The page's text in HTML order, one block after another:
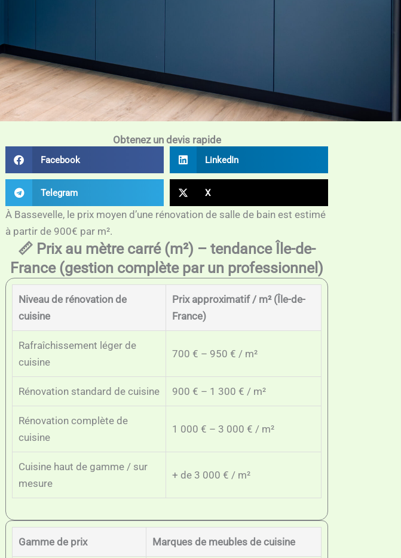
Obtenez un devis rapide
Facebook LinkedIn
Telegram X
À Bassevelle, le prix moyen d’une rénovation de salle de bain est estimé
à partir de 900€ par m².
📏 Prix au mètre carré (m²) – tendance Île-de-
France (gestion complète par un professionnel)
Niveau de rénovation de
cuisine
Prix approximatif / m² (Île-de-
France)
Rafraîchissement léger de
cuisine
700 € – 950 € / m²
Rénovation standard de cuisine 900 € – 1 300 € / m²
Rénovation complète de
cuisine
1 000 € – 3 000 € / m²
Cuisine haut de gamme / sur
mesure
+ de 3 000 € / m²
Gamme de prix Marques de meubles de cuisine